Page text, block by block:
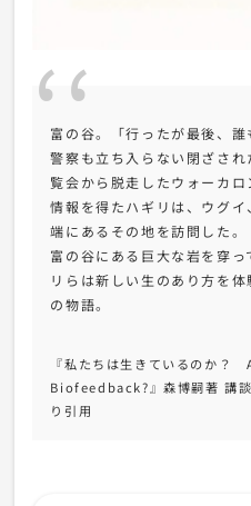
富の谷。「行ったが最後、誰
警察も立ち入らない閉ざさ
覧会から脱走したウォーカ
情報を得たハギリは、ウグ
端にあるその地を訪問した。
富の谷にある巨大な岩を穿
リらは新しい生のあり方を
の物語。
『私たちは生きているのか
Biofeedback?』森博嗣著 講
り引用